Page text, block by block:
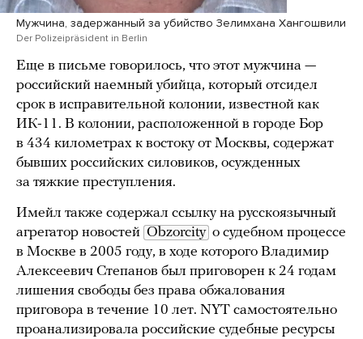
Мужчина, задержанный за убийство Зелимхана Хангошвили
Der Polizeipräsident in Berlin
Еще в письме говорилось, что этот мужчина —
российский наемный убийца, который отсидел
срок в исправительной колонии, известной как
ИК-11. В колонии, расположенной в городе Бор
в 434 километрах к востоку от Москвы, содержат
бывших российских силовиков, осужденных
за тяжкие преступления.
Имейл также содержал ссылку на русскоязычный
агрегатор новостей Obzorcity о судебном процессе
в Москве в 2005 году, в ходе которого Владимир
Алексеевич Степанов был приговорен к 24 годам
лишения свободы без права обжалования
приговора в течение 10 лет. NYT самостоятельно
проанализировала российские судебные ресурсы